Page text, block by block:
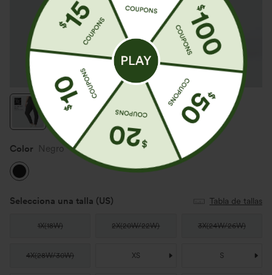
Color Negro
Selecciona una talla (US) Tabla de tallas
1X(18W) 2X(20W/22W) 3X(24W/26W)
4X(28W/30W) XS S